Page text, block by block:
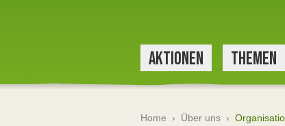
AKTIONEN THEMEN
Home › Über uns ›